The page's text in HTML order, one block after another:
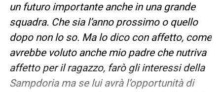
un futuro importante anche in una grande
squadra. Che sia l’anno prossimo o quello
dopo non lo so. Ma lo dico con affetto, come
avrebbe voluto anche mio padre che nutriva
affetto per il ragazzo, farò gli interessi della
Sampdoria ma se lui avrà l’opportunità di